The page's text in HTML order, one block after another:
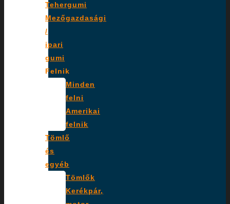
Tehergumi
Mezőgazdasági
/
ipari
gumi
Felnik
Minden
felni
Amerikai
felnik
Tömlő
és
egyéb
Tömlők
Kerékpár,